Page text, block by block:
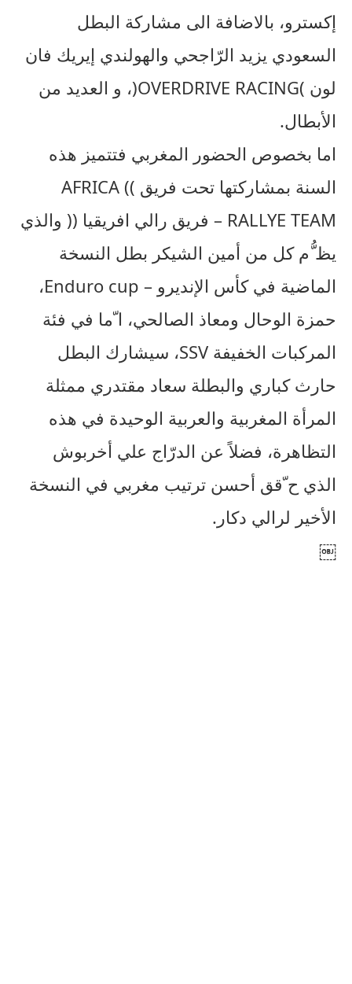
إكسترو، بالاضافة الى مشاركة البطل
السعودي يزيد الرّاجحي والهولندي إيريك فان
لون )OVERDRIVE RACING(، و العديد من
الأبطال.
اما بخصوص الحضور المغربي فتتميز هذه
السنة بمشاركتها تحت فريق )) AFRICA
RALLYE TEAM – فريق رالي افريقيا (( والذي
يظ ُّم كل من أمين الشيكر بطل النسخة
الماضية في كأس الإنديرو – Enduro cup،
حمزة الوحال ومعاذ الصالحي، ا ّما في فئة
المركبات الخفيفة SSV، سيشارك البطل
حارث كباري والبطلة سعاد مقتدري ممثلة
المرأة المغربية والعربية الوحيدة في هذه
التظاهرة، فضلاً عن الدرّاج علي أخربوش
الذي ح ّقق أحسن ترتيب مغربي في النسخة
الأخير لرالي دكار.
￼